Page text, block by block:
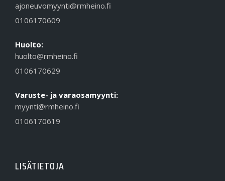
ajoneuvomyynti@rmheino.fi
0106170609
Huolto:
huolto@rmheino.fi
0106170629
Varuste- ja varaosamyynti:
myynti@rmheino.fi
0106170619
LISÄTIETOJA